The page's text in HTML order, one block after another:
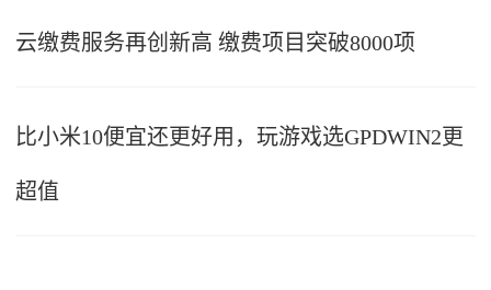
云缴费服务再创新高 缴费项目突破8000项
比小米10便宜还更好用，玩游戏选GPDWIN2更
超值